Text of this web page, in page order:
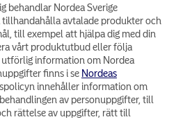
behandlar Nordea Sverige
avtalade produkter och
till exempel att hjälpa dig med din
vårt produktutbud eller följa
utförlig information om Nordea
finns i se Nordeas
innehåller information om
av personuppgifter, till
rättelse av uppgifter, rätt till